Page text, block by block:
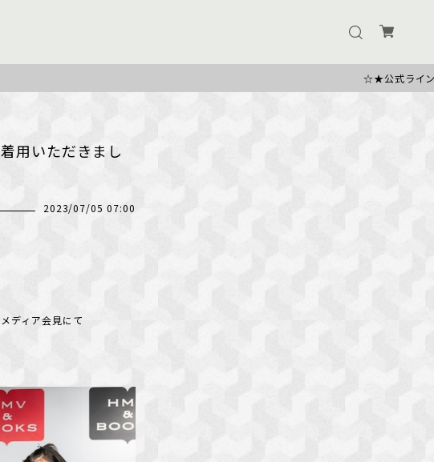
☆★公式ラインのお友だち追加で500円OFFク
用いただきまし
2023/07/05 07:00
ディア会見にて